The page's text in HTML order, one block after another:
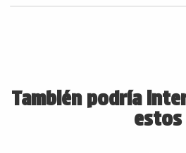
También podría
estos